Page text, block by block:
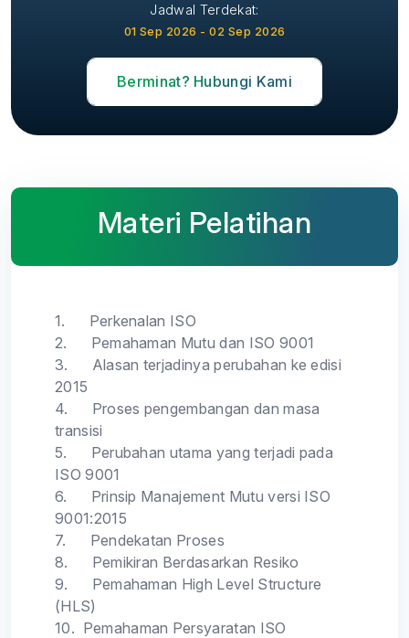
Jadwal Terdekat:
01 Sep 2026 - 02 Sep 2026
Berminat? Hubungi Kami
Materi Pelatihan
1.
Perkenalan ISO
2.
Pemahaman Mutu dan ISO 9001
3.
Alasan terjadinya perubahan ke edisi
2015
4.
Proses pengembangan dan masa
transisi
5.
Perubahan utama yang terjadi pada
ISO 9001
6.
Prinsip Manajement Mutu versi ISO
9001:2015
7.
Pendekatan Proses
8.
Pemikiran Berdasarkan Resiko
9.
Pemahaman High Level Structure
(HLS)
10. Pemahaman Persyaratan ISO